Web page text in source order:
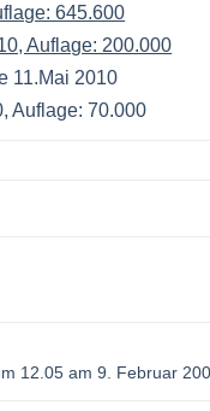
645.600
Auflage: 200.000
11.Mai 2010
Auflage: 70.000
12.05 am 9. Februar